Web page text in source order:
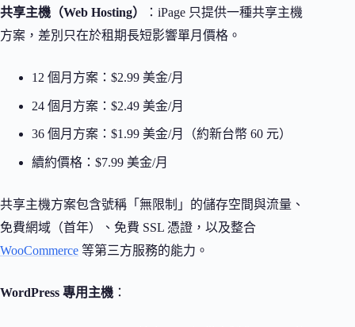
共享主機（Web Hosting）
：iPage 只提供一種共享主機
方案，差別只在於租期長短影響單月價格。
12 個月方案：$2.99 美金/月
24 個月方案：$2.49 美金/月
36 個月方案：$1.99 美金/月（約新台幣 60 元）
續約價格：$7.99 美金/月
共享主機方案包含號稱「無限制」的儲存空間與流量、
免費網域（首年）、免費 SSL 憑證，以及整合
WooCommerce 等第三方服務的能力。
WordPress 專用主機 ：